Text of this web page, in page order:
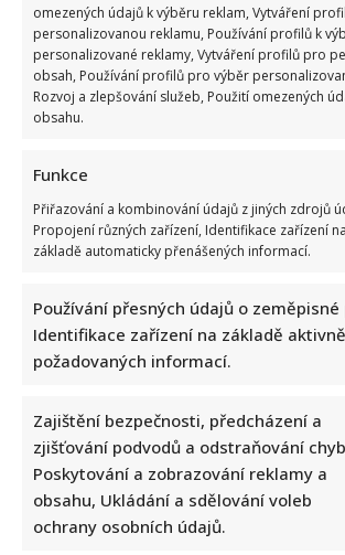
omezených údajů k výběru reklam, Vytváření
personalizovanou reklamu, Používání profilů k
personalizované reklamy, Vytváření profilů pro
obsah, Používání profilů pro výběr
Rozvoj a zlepšování služeb, Použití omezených
obsahu.
Funkce
Přiřazování a kombinování údajů z jiných zdrojů
Propojení různých zařízení, Identifikace zařízení na
základě automaticky přenášených informací.
Používání přesných údajů o zeměpisné
Identifikace zařízení na základě aktivně
požadovaných informací.
Zajištění bezpečnosti, předcházení a
zjišťování podvodů a odstraňování
Poskytování a zobrazování reklamy a
obsahu, Ukládání a sdělování voleb
ochrany osobních údajů.